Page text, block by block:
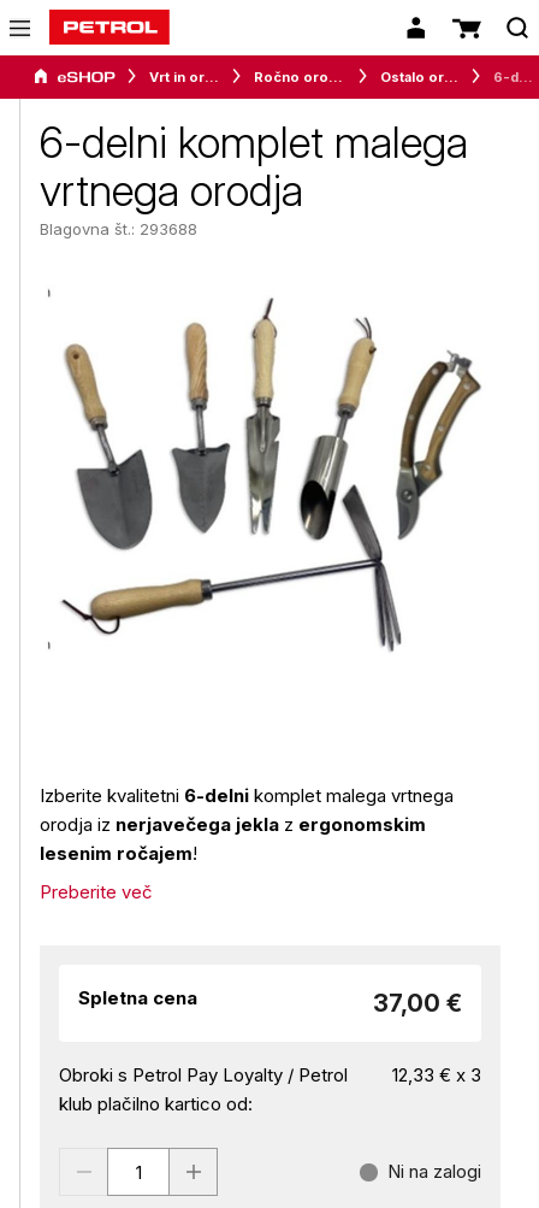
Vrt in orodje Ročno orodje za vrt in okolico Ostalo orodje
6-delni komplet malega
vrtnega orodja
Blagovna št.: 293688
Izberite kvalitetni 6-delni komplet malega vrtnega
orodja iz nerjavečega jekla z ergonomskim
lesenim ročajem!
Preberite več
Spletna cena 37,00 €
Obroki s Petrol Pay Loyalty / Petrol
klub plačilno kartico od:
12,33 € x 3
Ni na zalogi